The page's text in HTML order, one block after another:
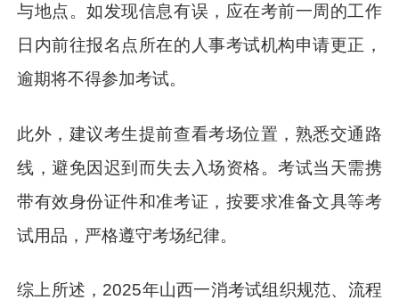
与地点。如发现信息有误，应在考前一周的工作
日内前往报名点所在的人事考试机构申请更正，
逾期将不得参加考试。
此外，建议考生提前查看考场位置，熟悉交通路
线，避免因迟到而失去入场资格。考试当天需携
带有效身份证件和准考证，按要求准备文具等考
试用品，严格遵守考场纪律。
综上所述，2025年山西一消考试组织规范、流程